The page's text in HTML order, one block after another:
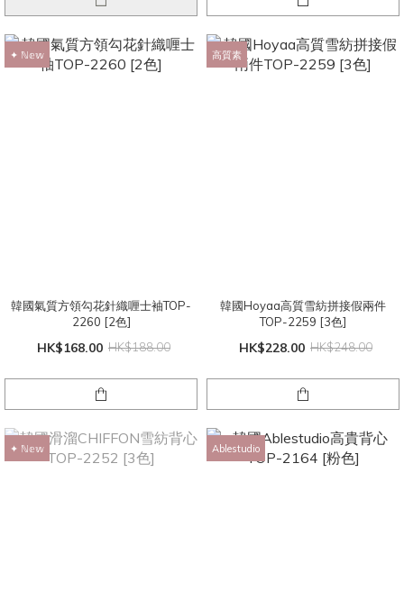
✦ ℕ𝕖𝕨
韓國氣質方領勾花針織喱士袖TOP-
2260 [2色]
HK$168.00 HK$188.00
高質素
韓國Hoyaa高質雪紡拼接假兩件
TOP-2259 [3色]
HK$228.00 HK$248.00
✦ ℕ𝕖𝕨 Ablestudio